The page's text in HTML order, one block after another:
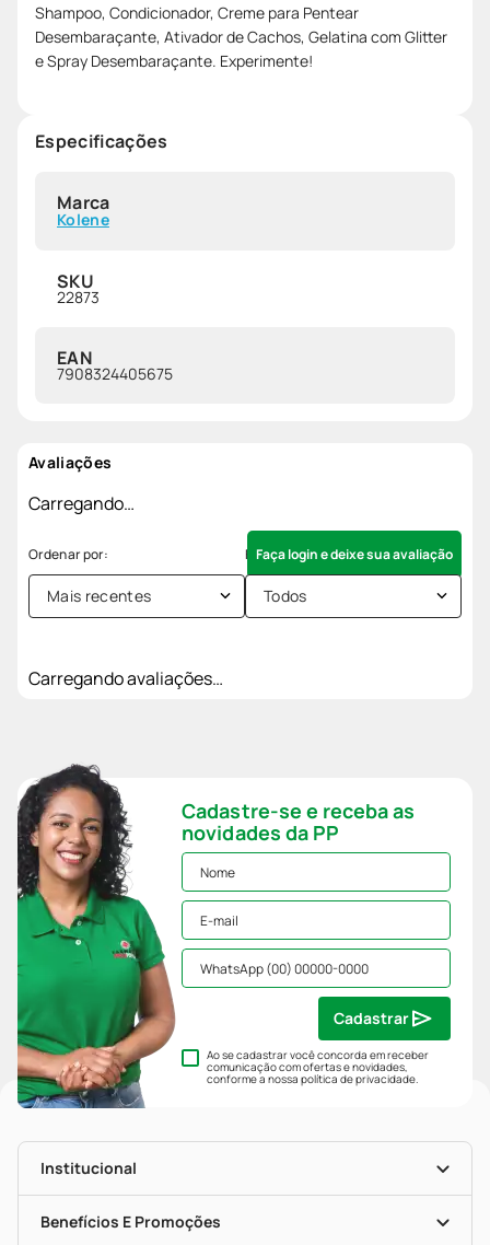
Shampoo, Condicionador, Creme para Pentear
Desembaraçante, Ativador de Cachos, Gelatina com Glitter
e Spray Desembaraçante. Experimente!
Especificações
Marca
Kolene
SKU
22873
EAN
7908324405675
Avaliações
Carregando…
Faça login e deixe sua avaliação
Mais recentes Todos
Carregando avaliações…
Cadastre-se e receba as
novidades da PP
Ao se cadastrar você concorda em receber
comunicação com ofertas e novidades,
conforme a nossapolítica de privacidade.
Cadastrar
Institucional
História
Nossas Lojas
Benefícios E Promoções